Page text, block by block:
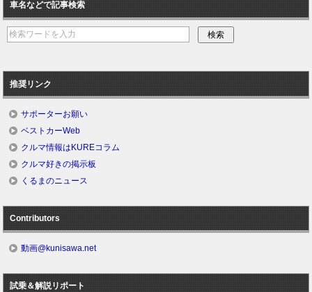
車名などで記事検索
推奨リンク
サポーターお願い
ベストカーWeb
クルマ情報はKUREコラム
クルマ好きの掲示板
くるまのニュース
Contributors
動画@kunisawa.net
試乗＆解説リポート